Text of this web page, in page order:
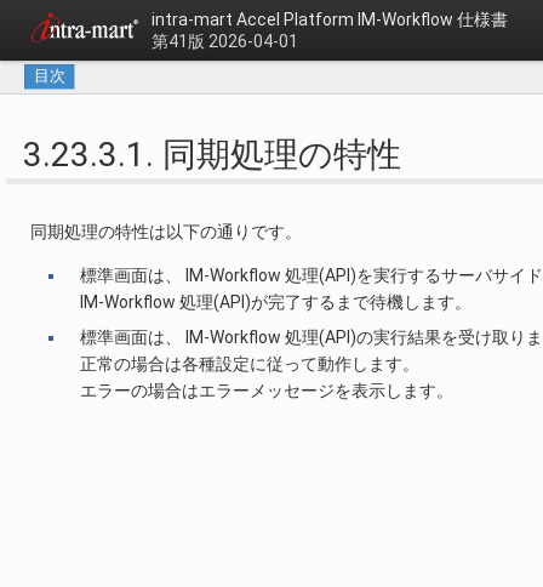
intra-mart Accel Platform IM-Workflow 仕様書
第41版 2026-04-01
目次
3.23.3.1. 同期処理の特性
同期処理の特性は以下の通りです。
標準画面は、 IM-Workflow 処理(API)を実行するサーバサイ
IM-Workflow 処理(API)が完了するまで待機します。
標準画面は、 IM-Workflow 処理(API)の実行結果を受け取り
正常の場合は各種設定に従って動作します。
エラーの場合はエラーメッセージを表示します。